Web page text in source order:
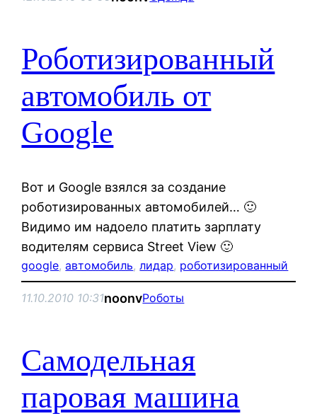
Роботизированный
автомобиль от
Google
Вот и Google взялся за создание
роботизированных автомобилей… 🙂
Видимо им надоело платить зарплату
водителям сервиса Street View 🙂
google, автомобиль, лидар, роботизированный
11.10.2010 10:31noonvРоботы
Самодельная
паровая машина